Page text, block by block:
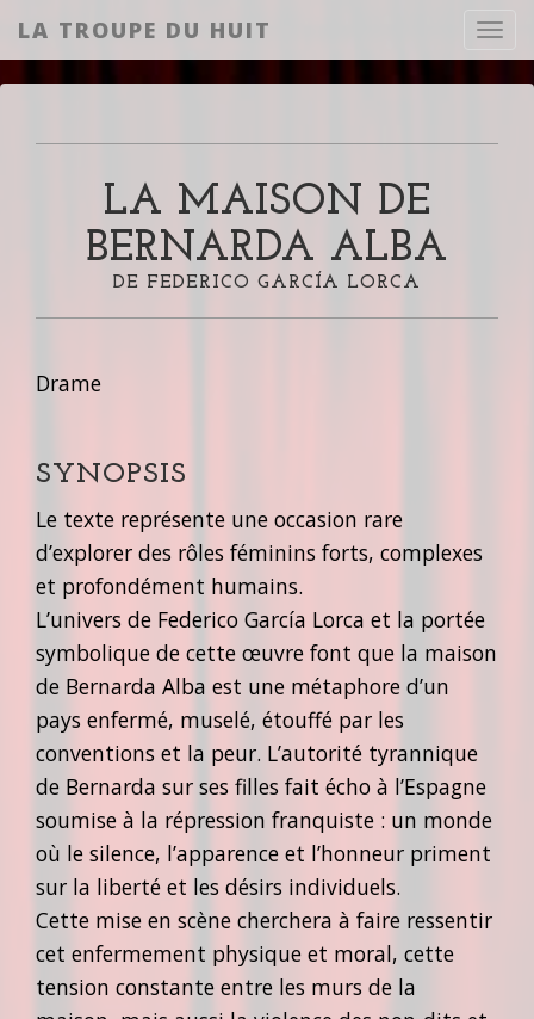
LA TROUPE DU HUIT
LA MAISON DE
BERNARDA ALBA
DE FEDERICO GARCÍA LORCA
Drame
SYNOPSIS
Le texte représente une occasion rare
d’explorer des rôles féminins forts, complexes
et profondément humains.
L’univers de Federico García Lorca et la portée
symbolique de cette œuvre font que la maison
de Bernarda Alba est une métaphore d’un
pays enfermé, muselé, étouffé par les
conventions et la peur. L’autorité tyrannique
de Bernarda sur ses filles fait écho à l’Espagne
soumise à la répression franquiste : un monde
où le silence, l’apparence et l’honneur priment
sur la liberté et les désirs individuels.
Cette mise en scène cherchera à faire ressentir
cet enfermement physique et moral, cette
tension constante entre les murs de la